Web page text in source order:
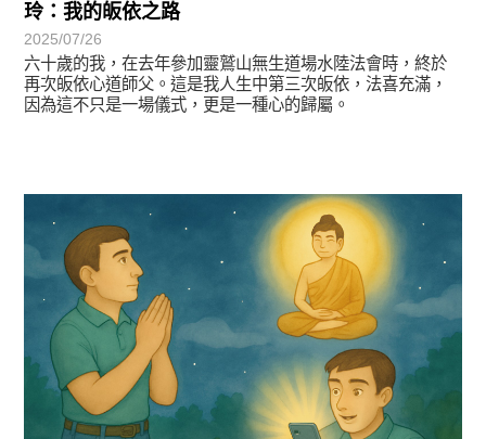
玲：我的皈依之路
2025/07/26
六十歲的我，在去年參加靈鷲山無生道場水陸法會時，終於
再次皈依心道師父。這是我人生中第三次皈依，法喜充滿，
因為這不只是一場儀式，更是一種心的歸屬。
徵文賞析